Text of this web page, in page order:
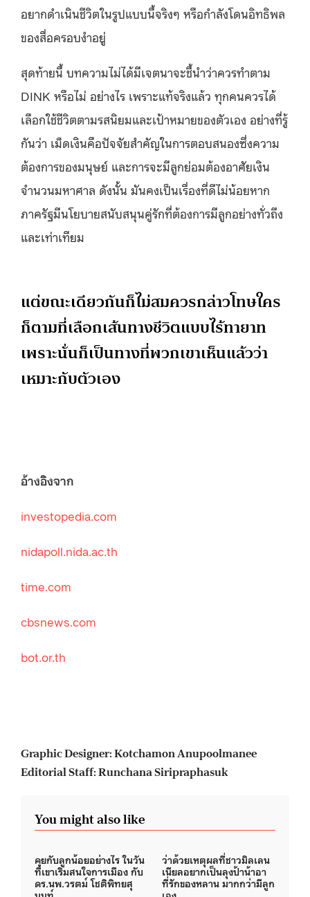
อยากดำเนินชีวิตในรูปแบบนี้จริงๆ หรือกำลังโดนอิทธิพล
ของสื่อครอบงำอยู่
สุดท้ายนี้ บทความไม่ได้มีเจตนาจะชี้นำว่าควรทำตาม
DINK หรือไม่ อย่างไร เพราะแท้จริงแล้ว ทุกคนควรได้
เลือกใช้ชีวิตตามรสนิยมและเป้าหมายของตัวเอง อย่างที่รู้
กันว่า เม็ดเงินคือปัจจัยสำคัญในการตอบสนองซึ่งความ
ต้องการของมนุษย์ และการจะมีลูกย่อมต้องอาศัยเงิน
จำนวนมหาศาล ดังนั้น มันคงเป็นเรื่องที่ดีไม่น้อยหาก
ภาครัฐมีนโยบายสนับสนุนคู่รักที่ต้องการมีลูกอย่างทั่วถึง
และเท่าเทียม
แต่ขณะเดียวกันก็ไม่สมควรกล่าวโทษใคร
ก็ตามที่เลือกเส้นทางชีวิตแบบไร้ทายาท
เพราะนั่นก็เป็นทางที่พวกเขาเห็นแล้วว่า
เหมาะกับตัวเอง
อ้างอิงจาก
investopedia.com
nidapoll.nida.ac.th
time.com
cbsnews.com
bot.or.th
Graphic Designer: Kotchamon Anupoolmanee
Editorial Staff: Runchana Siripraphasuk
You might also like
คุยกับลูกน้อยอย่างไร ในวัน
ที่เขาเริ่มสนใจการเมือง กับ
ดร.นพ.วรตม์ โชติพิทยสุ
ว่าด้วยเหตุผลที่ชาวมิลเลน
เนียลอยากเป็นลุงป้าน้าอา
ที่รักของหลาน มากกว่ามีลูก